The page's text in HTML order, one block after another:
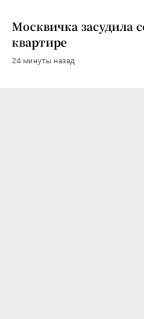
Москвичка засудила
квартире
24 минуты назад